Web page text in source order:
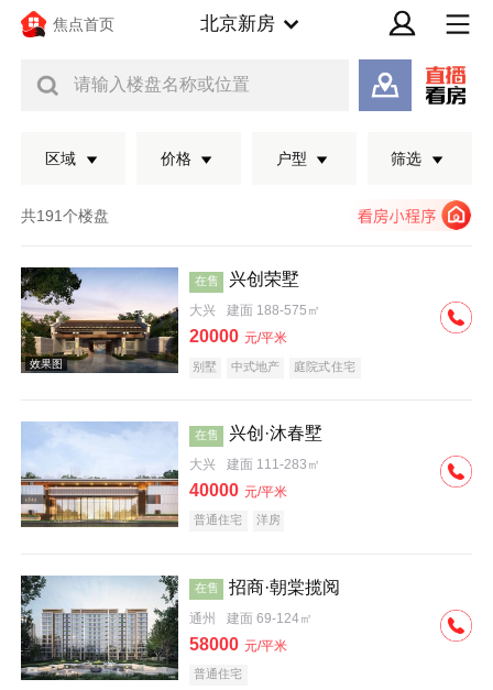
焦点首页 北京新房
请输入楼盘名称或位置
区域 价格 户型 筛选
共191个楼盘
效果图
在售 兴创荣墅
大兴 建面 188-575㎡
20000 元/平米
别墅 中式地产 庭院式住宅
在售 兴创·沐春墅
大兴 建面 111-283㎡
40000 元/平米
普通住宅 洋房
在售 招商·朝棠揽阅
通州 建面 69-124㎡
58000 元/平米
普通住宅